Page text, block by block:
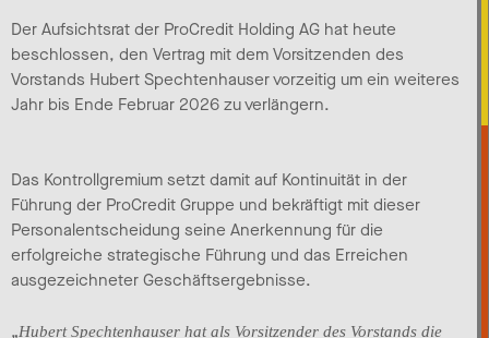
Der Aufsichtsrat der ProCredit Holding AG hat heute
beschlossen, den Vertrag mit dem Vorsitzenden des
Vorstands Hubert Spechtenhauser vorzeitig um ein weiteres
Jahr bis Ende Februar 2026 zu verlängern.
Das Kontrollgremium setzt damit auf Kontinuität in der
Führung der ProCredit Gruppe und bekräftigt mit dieser
Personalentscheidung seine Anerkennung für die
erfolgreiche strategische Führung und das Erreichen
ausgezeichneter Geschäftsergebnisse.
„Hubert Spechtenhauser hat als Vorsitzender des Vorstands die